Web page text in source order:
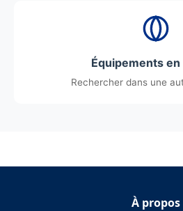
Équipements en
Rechercher dans une
À propos